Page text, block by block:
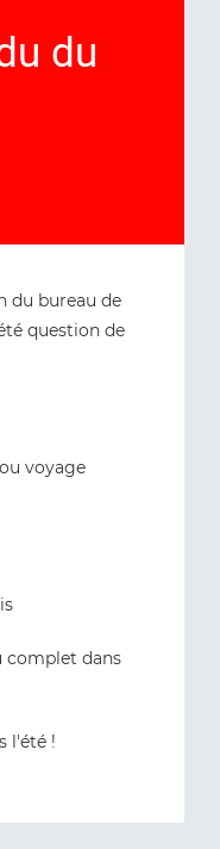
du
du bureau de
question de
voyage
complet dans
l'été !